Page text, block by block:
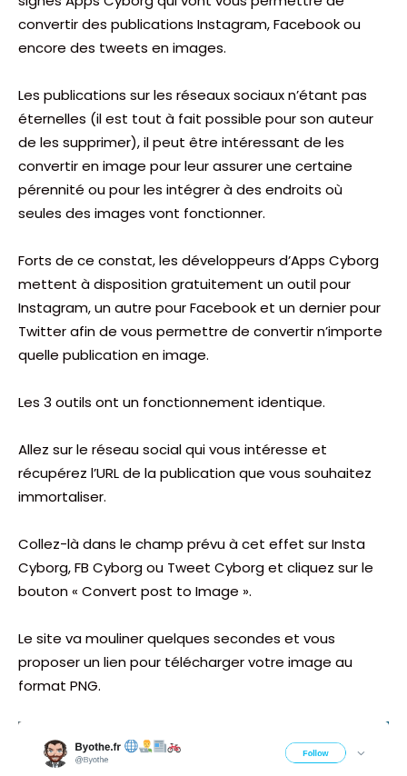
convertir des publications Instagram, Facebook ou
encore des tweets en images.
Les publications sur les réseaux sociaux n’étant pas
éternelles (il est tout à fait possible pour son auteur
de les supprimer), il peut être intéressant de les
convertir en image pour leur assurer une certaine
pérennité ou pour les intégrer à des endroits où
seules des images vont fonctionner.
Forts de ce constat, les développeurs d’Apps Cyborg
mettent à disposition gratuitement un outil pour
Instagram, un autre pour Facebook et un dernier pour
Twitter afin de vous permettre de convertir n’importe
quelle publication en image.
Les 3 outils ont un fonctionnement identique.
Allez sur le réseau social qui vous intéresse et
récupérez l’URL de la publication que vous souhaitez
immortaliser.
Collez-là dans le champ prévu à cet effet sur Insta
Cyborg, FB Cyborg ou Tweet Cyborg et cliquez sur le
bouton « Convert post to Image ».
Le site va mouliner quelques secondes et vous
proposer un lien pour télécharger votre image au
format PNG.